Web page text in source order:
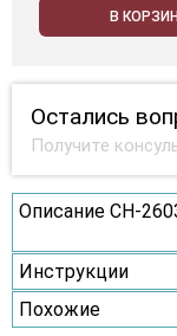
В
Остались
Получите
Описание CH-
Инструкции
Похожие